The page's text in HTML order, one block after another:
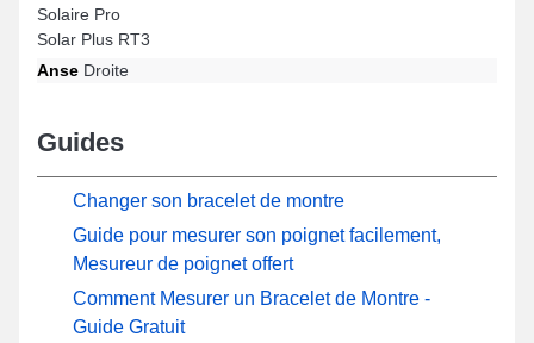
Solaire Pro
Solar Plus RT3
Anse Droite
Guides
Changer son bracelet de montre
Guide pour mesurer son poignet facilement,
Mesureur de poignet offert
Comment Mesurer un Bracelet de Montre -
Guide Gratuit